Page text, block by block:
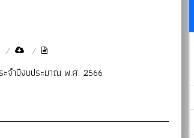
จำปีงบประมาณ พ.ศ. 2566